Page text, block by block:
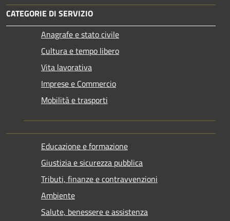
CATEGORIE DI SERVIZIO
Anagrafe e stato civile
Cultura e tempo libero
Vita lavorativa
Imprese e Commercio
Mobilità e trasporti
Educazione e formazione
Giustizia e sicurezza pubblica
Tributi, finanze e contravvenzioni
Ambiente
Salute, benessere e assistenza